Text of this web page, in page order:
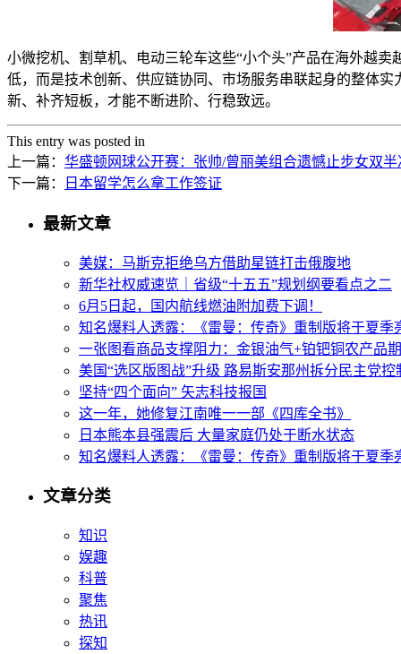
小微挖机、割草机、电动三轮车这些“小个头”产品在海外越
低，而是技术创新、供应链协同、市场服务串联起身的整体
新、补齐短板，才能不断进阶、行稳致远。
This entry was posted in
上一篇： 华盛顿网球公开赛：张帅/曾丽美组合遗憾止步女双半
下一篇：
日本留学怎么拿工作签证
最新文章
美媒：马斯克拒绝乌方借助星链打击俄腹地
新华社权威速览｜省级“十五五”规划纲要看点之二
6月5日起，国内航线燃油附加费下调！
知名爆料人透露：《雷曼：传奇》重制版将于夏季
一张图看商品支撑阻力：金银油气+铂钯铜农产品
美国“选区版图战”升级 路易斯安那州拆分民主党控
坚持“四个面向” 矢志科技报国
这一年，她修复江南唯一一部《四库全书》
日本熊本县强震后 大量家庭仍处于断水状态
知名爆料人透露：《雷曼：传奇》重制版将于夏季
文章分类
知识
娱趣
科普
聚焦
热讯
探知